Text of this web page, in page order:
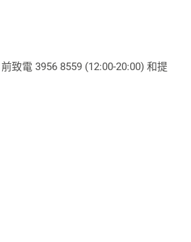
致電 3956 8559 (12:00-20:00) 和提